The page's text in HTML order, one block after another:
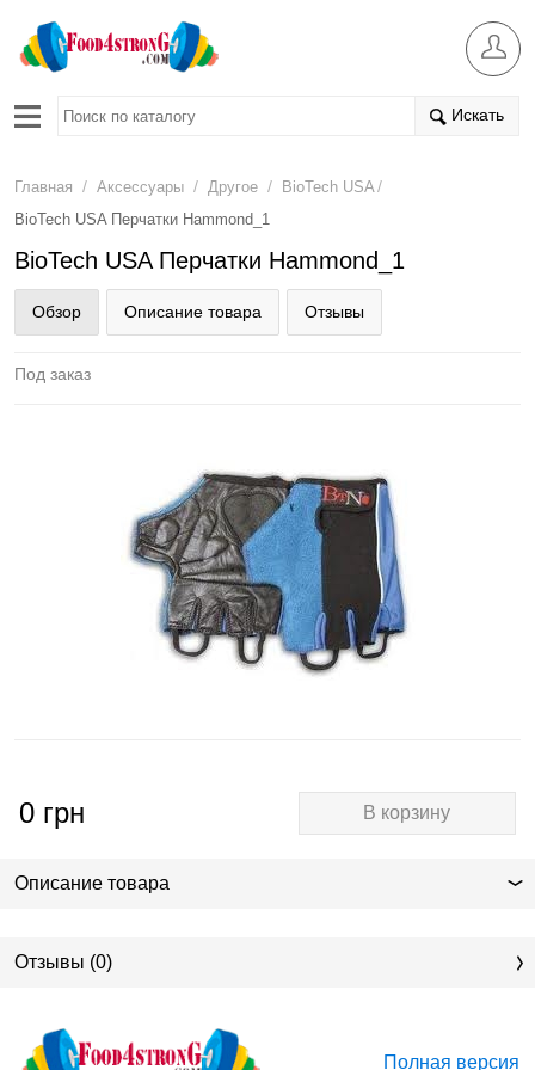
Искать
Главная / Аксессуары / Другое / BioTech USA/
BioTech USA Перчатки Hammond_1
BioTech USA Перчатки Hammond_1
Обзор Описание товара Отзывы
Под заказ
0 грн В корзину
Описание товара
Отзывы (0)
Полная версия